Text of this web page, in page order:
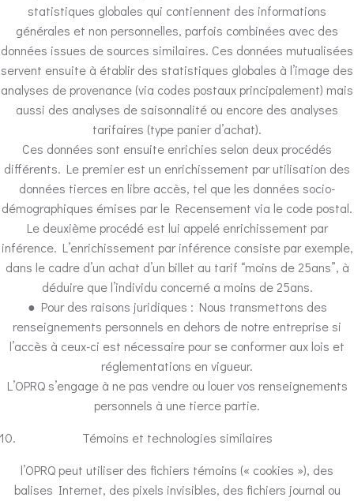
statistiques globales qui contiennent des informations
générales et non personnelles, parfois combinées avec des
données issues de sources similaires. Ces données mutualisées
servent ensuite à établir des statistiques globales à l’image des
analyses de provenance (via codes postaux principalement) mais
aussi des analyses de saisonnalité ou encore des analyses
tarifaires (type panier d’achat).
Ces données sont ensuite enrichies selon deux procédés
différents. Le premier est un enrichissement par utilisation des
données tierces en libre accès, tel que les données socio-
démographiques émises par le Recensement via le code postal.
Le deuxième procédé est lui appelé enrichissement par
inférence. L’enrichissement par inférence consiste par exemple,
dans le cadre d’un achat d’un billet au tarif “moins de 25ans”, à
déduire que l’individu concerné a moins de 25ans.
● Pour des raisons juridiques : Nous transmettons des
renseignements personnels en dehors de notre entreprise si
l’accès à ceux-ci est nécessaire pour se conformer aux lois et
réglementations en vigueur.
L’OPRQ s’engage à ne pas vendre ou louer vos renseignements
personnels à une tierce partie.
Témoins et technologies similaires
l’OPRQ peut utiliser des fichiers témoins (« cookies »), des
balises Internet, des pixels invisibles, des fichiers journal ou